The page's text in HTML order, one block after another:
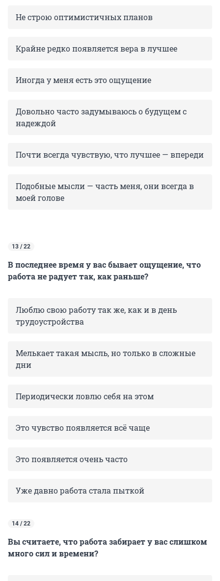
Не строю оптимистичных планов
Крайне редко появляется вера в лучшее
Иногда у меня есть это ощущение
Довольно часто задумываюсь о будущем с
надеждой
Почти всегда чувствую, что лучшее — впереди
Подобные мысли — часть меня, они всегда в
моей голове
13 / 22
В последнее время у вас бывает ощущение, что
работа не радует так, как раньше?
Люблю свою работу так же, как и в день
трудоустройства
Мелькает такая мысль, но только в сложные
дни
Периодически ловлю себя на этом
Это чувство появляется всё чаще
Это появляется очень часто
Уже давно работа стала пыткой
14 / 22
Вы считаете, что работа забирает у вас слишком
много сил и времени?